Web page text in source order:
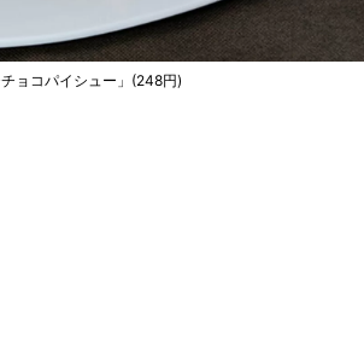
ョコパイシュー」(248円)